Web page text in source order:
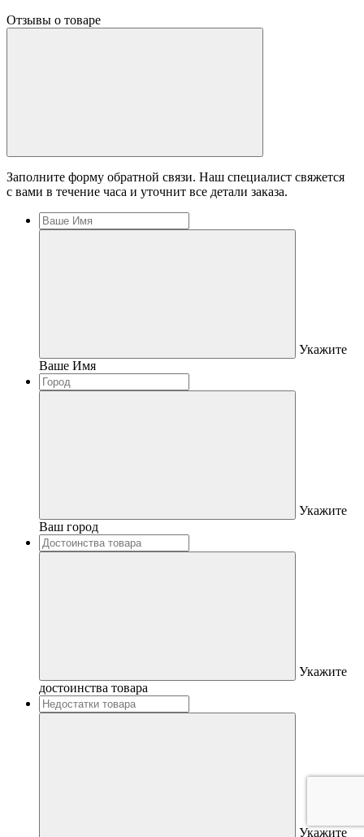
Отзывы о товаре
Заполните форму обратной связи. Наш специалист свяжется
с вами в течение часа и уточнит все детали заказа.
Укажите
Ваше Имя
Укажите
Ваш город
Укажите
достоинства товара
Укажите